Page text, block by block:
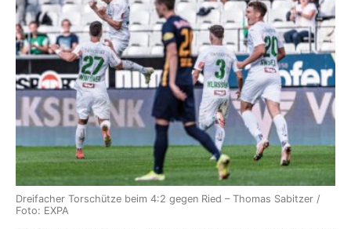
Dreifacher Torschütze beim 4:2 gegen Ried – Thomas Sabitzer /
Foto: EXPA